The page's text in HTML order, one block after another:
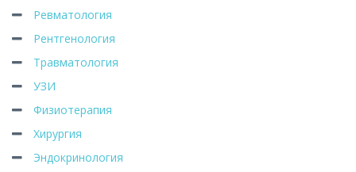
Ревматология
Рентгенология
Травматология
УЗИ
Физиотерапия
Хирургия
Эндокринология